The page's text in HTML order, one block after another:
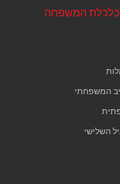
המשפחה
המשפחתי
השלישי